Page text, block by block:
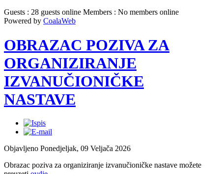
Guests : 28 guests online Members : No members online
Powered by CoalaWeb
OBRAZAC POZIVA ZA
ORGANIZIRANJE
IZVANUČIONIČKE
NASTAVE
Objavljeno Ponedjeljak, 09 Veljača 2026
Obrazac poziva za organiziranje izvanučioničke nastave možete